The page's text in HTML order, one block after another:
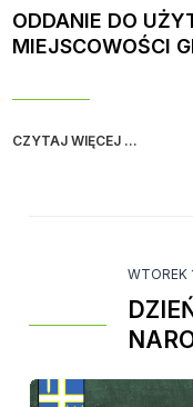
ODDANIE DO
MIEJSCOWOŚCI
CZYTAJ WIĘCEJ ...
WTOREK